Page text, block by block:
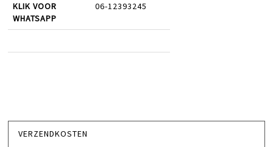
KLIK VOOR
WHATSAPP
06-12393245
VERZENDKOSTEN